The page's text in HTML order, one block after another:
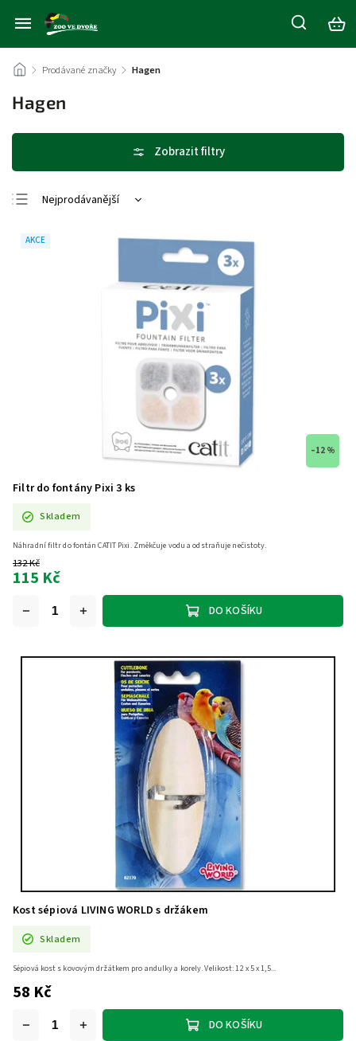
/ Prodávané značky / Hagen
Hagen
Nejprodávanější
AKCE
–12 %
Filtr do fontány Pixi 3 ks
Skladem
132 Kč
115 Kč
DO KOŠÍKU
Náhradní filtr do fontán CATIT Pixi. Změkčuje vodu a odstraňuje nečistoty.
Kost sépiová LIVING WORLD s držákem
Skladem
58 Kč
DO KOŠÍKU
Sépiová kost s kovovým držátkem pro andulky a korely. Velikost: 12 x 5 x 1,5...